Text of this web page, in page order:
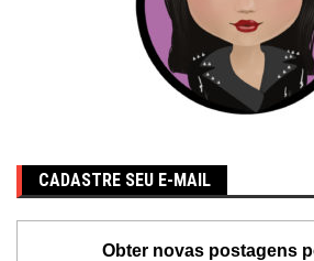
CADASTRE SEU E-MAIL
Obter novas postagens